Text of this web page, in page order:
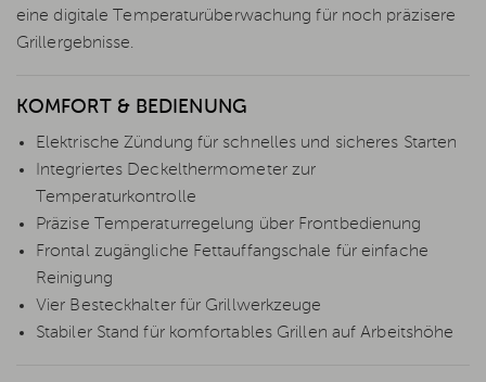
eine digitale Temperaturüberwachung für noch präzisere
Grillergebnisse.
KOMFORT & BEDIENUNG
Elektrische Zündung für schnelles und sicheres Starten
Integriertes Deckelthermometer zur
Temperaturkontrolle
Präzise Temperaturregelung über Frontbedienung
Frontal zugängliche Fettauffangschale für einfache
Reinigung
Vier Besteckhalter für Grillwerkzeuge
Stabiler Stand für komfortables Grillen auf Arbeitshöhe